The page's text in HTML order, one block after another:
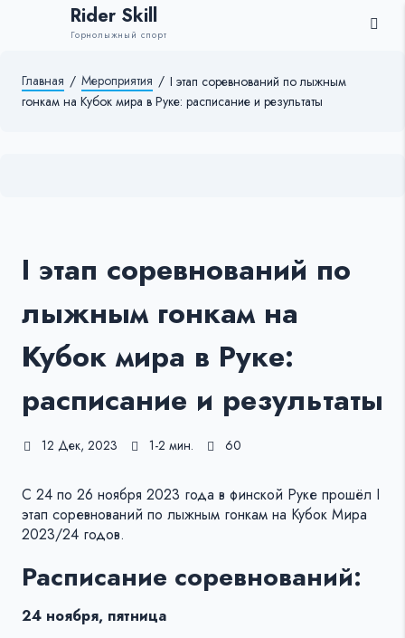
Rider Skill
Горнолыжный спорт
Главная / Мероприятия / I этап соревнований по лыжным
гонкам на Кубок мира в Руке: расписание и результаты
I этап соревнований по
лыжным гонкам на
Кубок мира в Руке:
расписание и результаты
12 Дек, 2023 1-2 мин. 60
С 24 по 26 ноября 2023 года в финской Руке прошёл I
этап соревнований по лыжным гонкам на Кубок Мира
2023/24 годов.
Расписание соревнований:
24 ноября, пятница